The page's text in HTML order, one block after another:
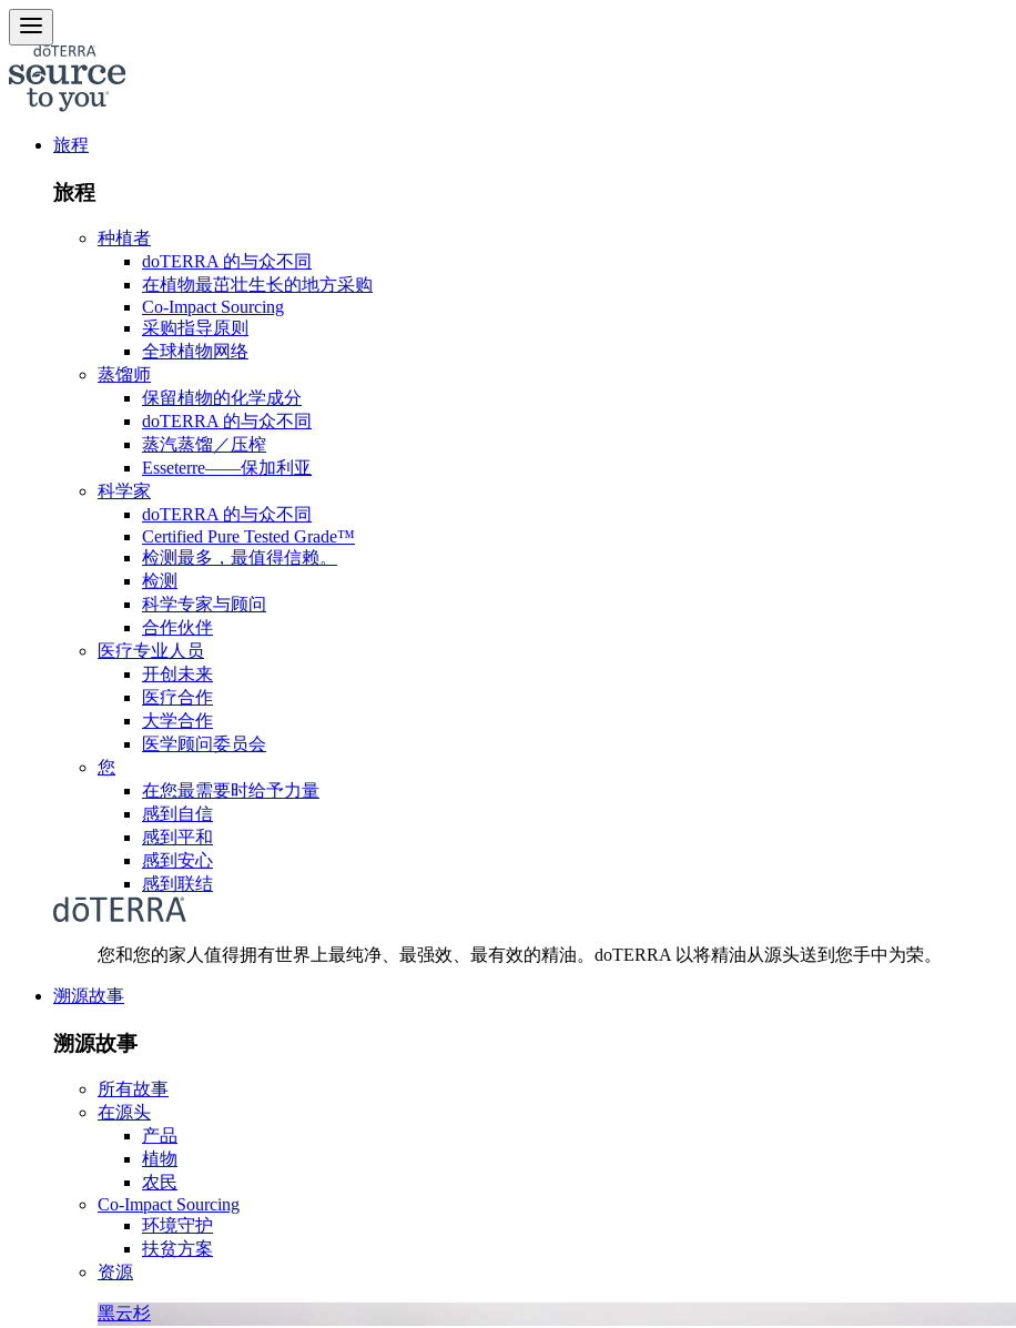
旅程
旅程
种植者
doTERRA 的与众不同
在植物最茁壮生长的地方采购
Co-Impact Sourcing
采购指导原则
全球植物网络
蒸馏师
保留植物的化学成分
doTERRA 的与众不同
蒸汽蒸馏／压榨
Esseterre——保加利亚
科学家
doTERRA 的与众不同
Certified Pure Tested Grade™
检测最多，最值得信赖。
检测
科学专家与顾问
合作伙伴
医疗专业人员
开创未来
医疗合作
大学合作
医学顾问委员会
您
在您最需要时给予力量
感到自信
感到平和
感到安心
感到联结
您和您的家人值得拥有世界上最纯净、最强效、最有效的精油。doTERRA 以将精油从源头送到您手中为荣。
溯源故事
溯源故事
所有故事
在源头
产品
植物
农民
Co-Impact Sourcing
环境守护
扶贫方案
资源
黑云杉